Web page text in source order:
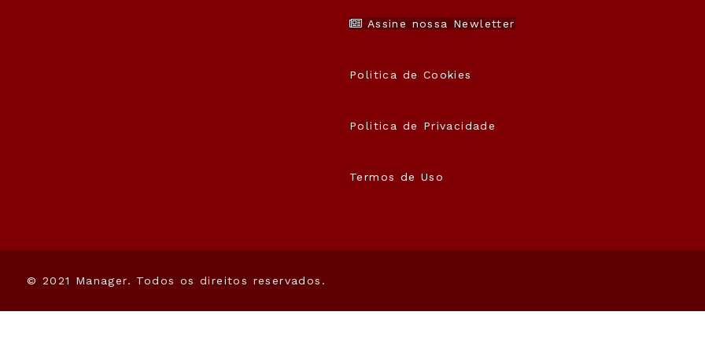
Assine nossa Newletter
Politica de Cookies
Politica de Privacidade
Termos de Uso
© 2021 Manager. Todos os direitos reservados.